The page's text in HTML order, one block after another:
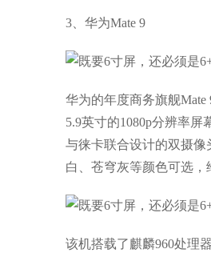
3、华为Mate 9
华为的年度商务旗舰
5.9英寸的1080p分辨率
与徕卡联合设计的双摄像
白、苍穹灰等颜色可选，
该机搭载了麒麟960处理